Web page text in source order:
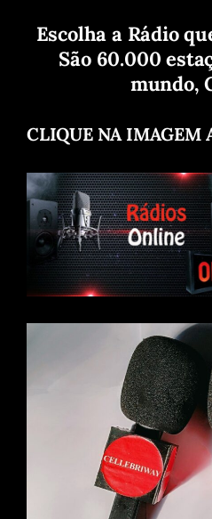
Escolha a Rádio
São 60.000
mundo,
CLIQUE NA IMAGEM